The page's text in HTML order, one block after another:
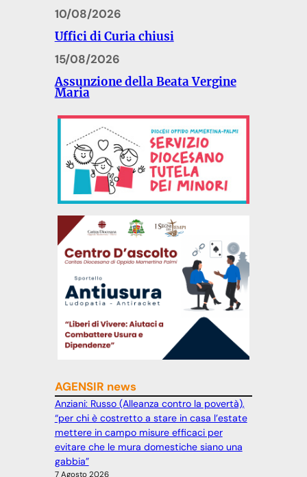
10/08/2026
Uffici di Curia chiusi
15/08/2026
Assunzione della Beata Vergine
Maria
AGENSIR news
Anziani: Russo (Alleanza contro la povertà),
“per chi è costretto a stare in casa l’estate
mettere in campo misure efficaci per
evitare che le mura domestiche siano una
gabbia”
7 Agosto 2026